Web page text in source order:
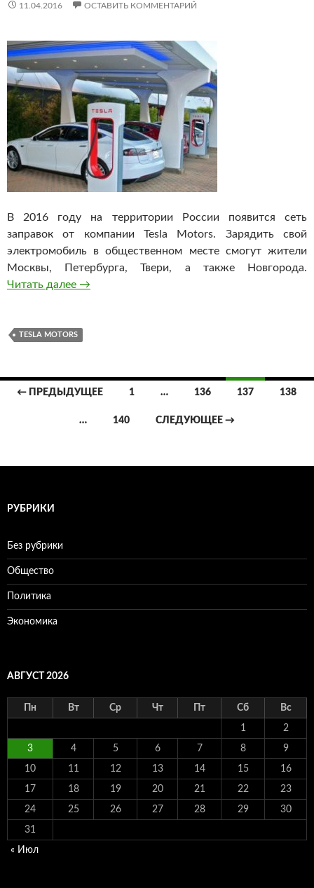
11.04.2016 ОСТАВИТЬ КОММЕНТАРИЙ
В 2016 году на территории России появится сеть
заправок от компании Tesla Motors. Зарядить свой
электромобиль в общественном месте смогут жители
Москвы, Петербурга, Твери, а также Новгорода.
Читать далее Tesla Motors откроет шесть заправок в
→
TESLA MOTORS
Навигация
записям
← ПРЕДЫДУЩЕЕ 1 … 136 137 138
… 140 СЛЕДУЮЩЕЕ →
РУБРИКИ
Без рубрики
Общество
Политика
Экономика
АВГУСТ 2026
Пн Вт Ср Чт Пт Сб Вс
1 2
3 4 5 6 7 8 9
10 11 12 13 14 15 16
17 18 19 20 21 22 23
24 25 26 27 28 29 30
31
« Июл